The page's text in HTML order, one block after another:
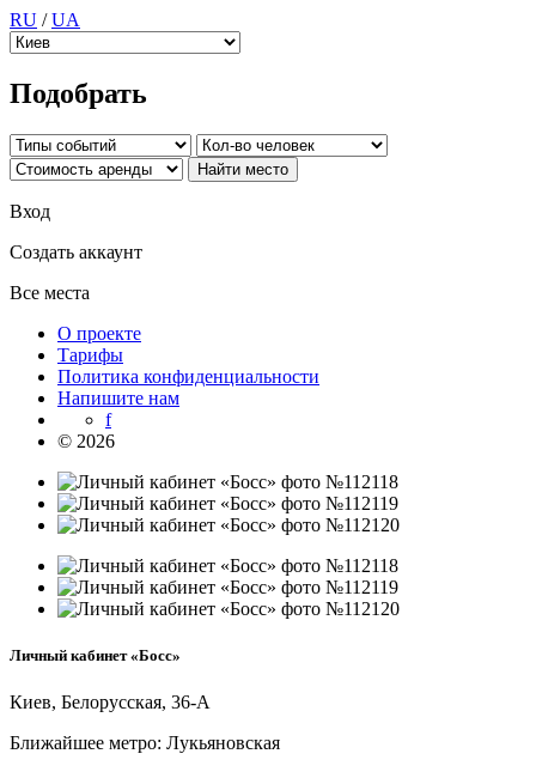
RU /UA
Подобрать
Вход
Создать аккаунт
Все места
О проекте
Тарифы
Политика конфиденциальности
Напишите нам
f
© 2026
Личный кабинет «Босс»
Киев, Белорусская, 36-А
Ближайшее метро: Лукьяновская